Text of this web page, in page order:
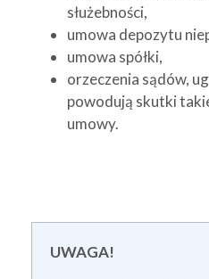
służebności,
umowa depozytu
umowa spółki,
orzeczenia sądów,
powodują skutki
umowy.
UWAGA!